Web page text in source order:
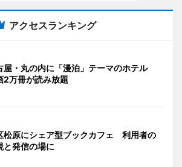
アクセスランキング
屋・丸の内に「漫泊」テーマのホテル
2万冊が読み放題
松原にシェア型ブックカフェ 利用者の
と発信の場に